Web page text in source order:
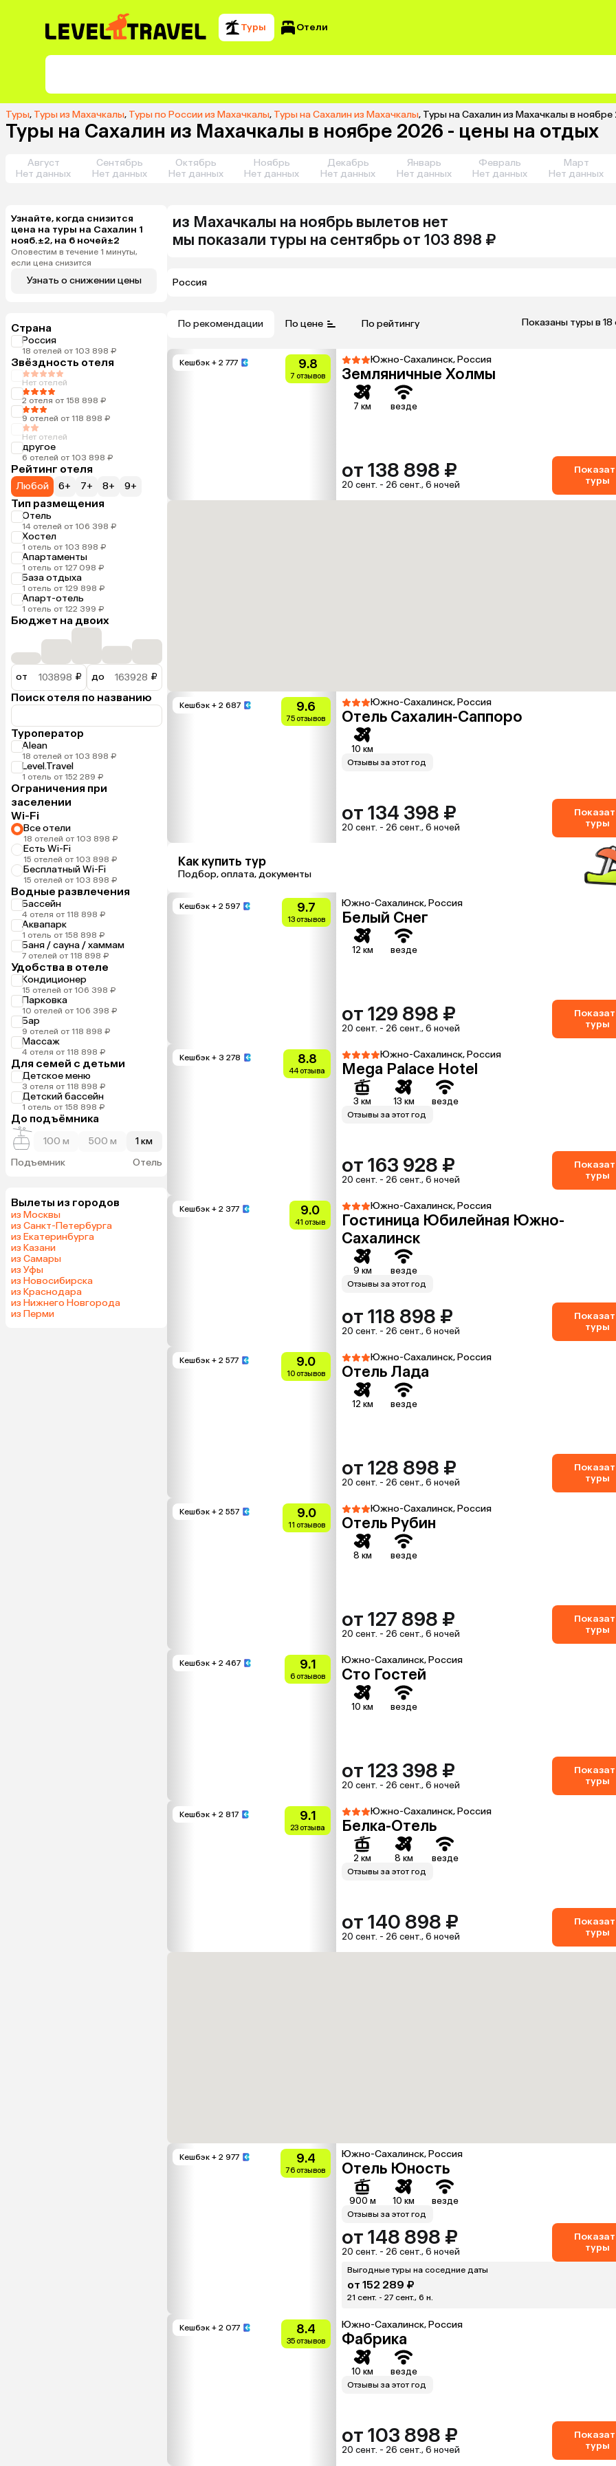
Туры Отели
Туры, Туры из Махачкалы, Туры по России из Махачкалы, Туры на Сахалин из Махачкалы, Туры на Сахалин из Махачкалы в
Туры на Сахалин из Махачкалы в ноябре 2026 - цены на отдых
Август
Нет данных
Сентябрь
Нет данных
Октябрь
Нет данных
Ноябрь
Нет данных
Декабрь
Нет данных
Январь
Нет данных
Февраль
Нет данных
Март
Нет данных
Узнайте, когда снизится
цена на туры на Сахалин 1
нояб.±2, на 6 ночей±2
Оповестим в течение 1 минуты,
если цена снизится
Узнать о снижении цены
Страна
Россия
18 отелей от 103 898 ₽
Звёздность отеля
Нет отелей
2 отеля от 158 898 ₽
9 отелей от 118 898 ₽
Нет отелей
другое
6 отелей от 103 898 ₽
Рейтинг отеля
Любой 6+ 7+ 8+ 9+
Тип размещения
Отель
14 отелей от 106 398 ₽
Хостел
1 отель от 103 898 ₽
Апартаменты
1 отель от 127 098 ₽
База отдыха
1 отель от 129 898 ₽
Апарт-отель
1 отель от 122 399 ₽
Бюджет на двоих
от ₽ до ₽
Поиск отеля по названию
Туроператор
Alean
18 отелей от 103 898 ₽
Level.Travel
1 отель от 152 289 ₽
Ограничения при
заселении
Wi-Fi
Все отели
18 отелей от 103 898 ₽
Есть Wi-Fi
15 отелей от 103 898 ₽
Бесплатный Wi-Fi
15 отелей от 103 898 ₽
Водные развлечения
Бассейн
4 отеля от 118 898 ₽
Аквапарк
1 отель от 158 898 ₽
Баня / сауна / хаммам
7 отелей от 118 898 ₽
Удобства в отеле
Кондиционер
15 отелей от 106 398 ₽
Парковка
10 отелей от 106 398 ₽
Бар
9 отелей от 118 898 ₽
Массаж
4 отеля от 118 898 ₽
Для семей с детьми
Детское меню
3 отеля от 118 898 ₽
Детский бассейн
1 отель от 158 898 ₽
До подъёмника
100 м 500 м
1 км
Подъемник
Отель
Вылеты из городов
из Москвы
из Санкт-Петербурга
из Екатеринбурга
из Казани
из Самары
из Уфы
из Новосибирска
из Краснодара
из Нижнего Новгорода
из Перми
из Махачкалы на ноябрь вылетов нет
мы показали туры на сентябрь от 103 898 ₽
Россия
По рекомендации По цене По рейтингу Показаны туры в 18
Кешбэк + 2 777 9.8
7 отзывов
Южно-Сахалинск, Россия
Земляничные Холмы
7 км везде
от 138 898 ₽
20 сент. - 26 сент., 6 ночей
туры
Кешбэк + 2 687 9.6
75 отзывов
Южно-Сахалинск, Россия
Отель Сахалин-Саппоро
10 км
Отзывы за этот год
от 134 398 ₽
20 сент. - 26 сент., 6 ночей
туры
Как купить тур
Подбор, оплата, документы
Кешбэк + 2 597 9.7
13 отзывов
Южно-Сахалинск, Россия
Белый Снег
12 км везде
от 129 898 ₽
20 сент. - 26 сент., 6 ночей
туры
Кешбэк + 3 278 8.8
44 отзыва
Южно-Сахалинск, Россия
Mega Palace Hotel
3 км 13 км везде
Отзывы за этот год
от 163 928 ₽
20 сент. - 26 сент., 6 ночей
туры
Кешбэк + 2 377 9.0
41 отзыв
Южно-Сахалинск, Россия
Гостиница Юбилейная Южно-
Сахалинск
9 км везде
Отзывы за этот год
от 118 898 ₽
20 сент. - 26 сент., 6 ночей
туры
Кешбэк + 2 577 9.0
10 отзывов
Южно-Сахалинск, Россия
Отель Лада
12 км везде
от 128 898 ₽
20 сент. - 26 сент., 6 ночей
туры
Кешбэк + 2 557 9.0
11 отзывов
Южно-Сахалинск, Россия
Отель Рубин
8 км везде
от 127 898 ₽
20 сент. - 26 сент., 6 ночей
туры
Кешбэк + 2 467 9.1
6 отзывов
Южно-Сахалинск, Россия
Сто Гостей
10 км везде
от 123 398 ₽
20 сент. - 26 сент., 6 ночей
туры
Кешбэк + 2 817 9.1
23 отзыва
Южно-Сахалинск, Россия
Белка-Отель
2 км 8 км везде
Отзывы за этот год
от 140 898 ₽
20 сент. - 26 сент., 6 ночей
туры
Кешбэк + 2 977 9.4
76 отзывов
Южно-Сахалинск, Россия
Отель Юность
900 м 10 км везде
Отзывы за этот год
от 148 898 ₽
20 сент. - 26 сент., 6 ночей
туры
Выгодные туры на соседние даты
от 152 289 ₽
21 сент. - 27 сент., 6 н.
Кешбэк + 2 077 8.4
35 отзывов
Южно-Сахалинск, Россия
Фабрика
10 км везде
Отзывы за этот год
от 103 898 ₽
20 сент. - 26 сент., 6 ночей
туры